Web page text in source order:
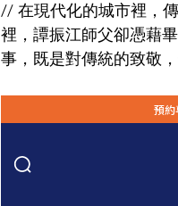
// 在現代化的城市裡，
裡，譚振江師父卻憑藉
事，既是對傳統的致敬